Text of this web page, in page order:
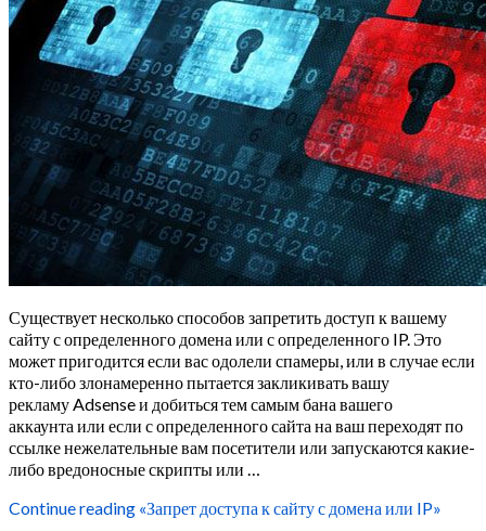
Существует несколько способов запретить доступ к вашему
сайту с определенного домена или с определенного IP. Это
может пригодится если вас одолели спамеры, или в случае если
кто-либо злонамеренно пытается закликивать вашу
рекламу Adsense и добиться тем самым бана вашего
аккаунта или если с определенного сайта на ваш переходят по
ссылке нежелательные вам посетители или запускаются какие-
либо вредоносные скрипты или …
Continue reading «Запрет доступа к сайту с домена или IP»